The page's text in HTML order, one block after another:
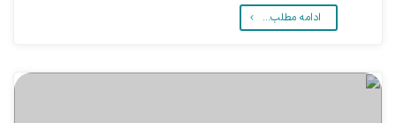
ادامه مطلب...